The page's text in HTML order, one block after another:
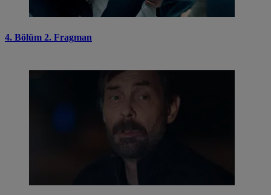
4. Bölüm 2. Fragman